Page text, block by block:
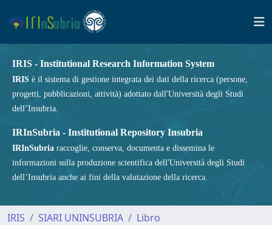
IRIS - Institutional Research Information System
IRIS è il sistema di gestione integrata dei dati della ricerca (persone,
progetti, pubblicazioni, attività) adottato dall'Università degli Studi
dell’Insubria.
IRInSubria - Institutional Repository Insubria
IRInSubria raccoglie, conserva, documenta e dissemina le
informazioni sulla produzione scientifica dell'Università degli Studi
dell’Insubria anche ai fini della valutazione della ricerca.
IRIS SIARI UNINSUBRIA
Libro